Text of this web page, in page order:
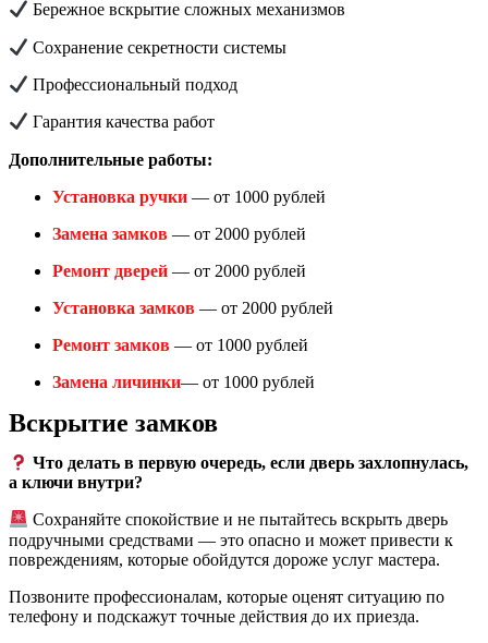
Бережное вскрытие сложных механизмов
Сохранение секретности системы
Профессиональный подход
Гарантия качества работ
Дополнительные работы:
Установка ручки — от 1000 рублей
Замена замков — от 2000 рублей
Ремонт дверей — от 2000 рублей
Установка замков — от 2000 рублей
Ремонт замков — от 1000 рублей
Замена личинки— от 1000 рублей
Вскрытие замков
Что делать в первую очередь, если дверь захлопнулась,
а ключи внутри?
Сохраняйте спокойствие и не пытайтесь вскрыть дверь
подручными средствами — это опасно и может привести к
повреждениям, которые обойдутся дороже услуг мастера.
Позвоните профессионалам, которые оценят ситуацию по
телефону и подскажут точные действия до их приезда.